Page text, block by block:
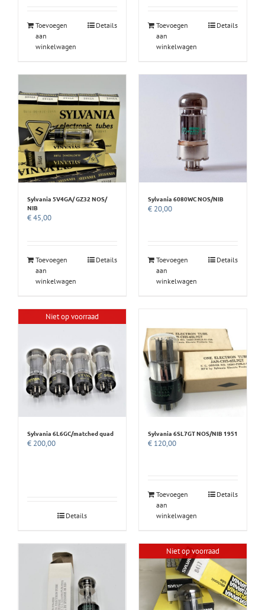
Toevoegen
aan
winkelwagen
Details
Toevoegen
aan
winkelwagen
Details
Sylvania 5V4GA/ GZ32 NOS/
NIB
€45,00
Toevoegen
aan
winkelwagen
Details
Sylvania 6080WC NOS/NIB
€ 20,00
Toevoegen
aan
winkelwagen
Details
Niet op voorraad
Sylvania 6L6GC/matched quad
€ 200,00
Details
Sylvania 6SL7GT NOS/NIB 1951
€ 120,00
Toevoegen
aan
winkelwagen
Details
Niet op voorraad